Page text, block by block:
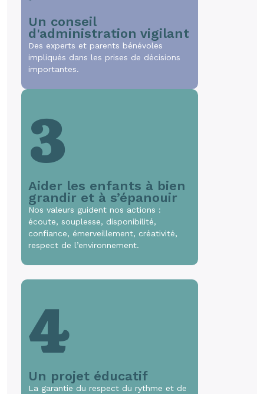
Un conseil
d'administration vigilant
Des experts et parents bénévoles
impliqués dans les prises de décisions
importantes.
3
Aider les enfants à bien
grandir et à s’épanouir
Nos valeurs guident nos actions :
écoute, souplesse, disponibilité,
confiance, émerveillement, créativité,
respect de l’environnement.
4
Un projet éducatif
La garantie du respect du rythme et de